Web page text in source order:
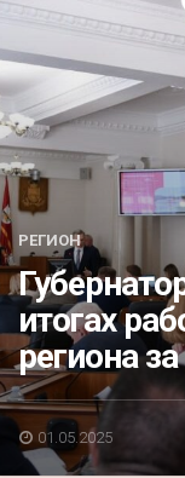
Послесловие к
Факт
Контакты
Люди родного
Акция
К 70-летию
Конкурс
Люди родного
Национальные
Память
РЕГИОН
итогах
региона
01.05.2025